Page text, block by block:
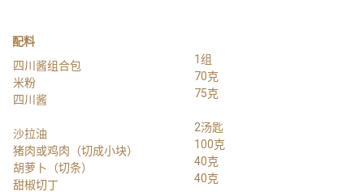
配料
四川酱组合包
米粉
四川酱
沙拉油
猪肉或鸡肉（切成小块）
胡萝卜（切条）
甜椒切丁
1组
70克
75克
2汤匙
100克
40克
40克